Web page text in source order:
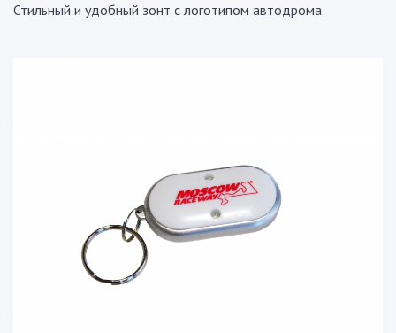
Стильный и удобный зонт с логотипом автодрома